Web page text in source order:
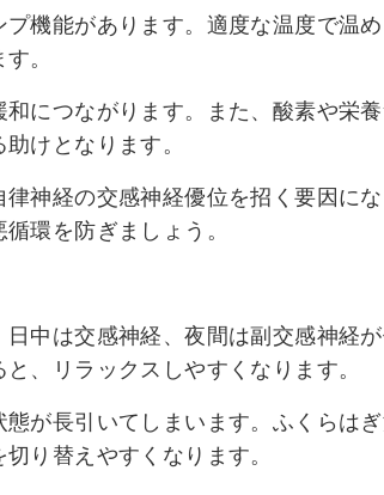
機能があります。適度な温度で温
。
につながります。また、酸素や栄
けとなります。
神経の交感神経優位を招く要因に
環を防ぎましょう。
中は交感神経、夜間は副交感神経
、リラックスしやすくなります。
が長引いてしまいます。ふくらは
り替えやすくなります。